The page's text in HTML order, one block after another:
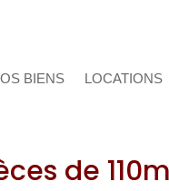
BIENS LOCATIONS
de